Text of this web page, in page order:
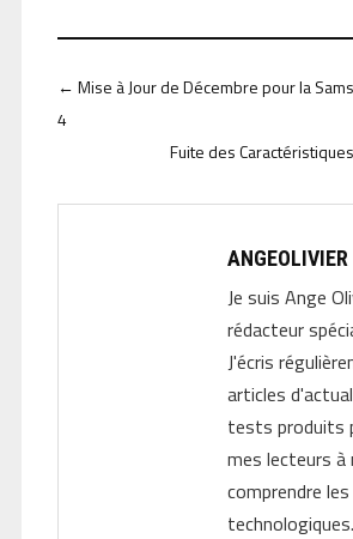
← Mise à Jour de Décembre pour la
4
Fuite des
ANGEOLIVIER
Je suis Ange
rédacteur
J'écris
articles
tests produits
mes lecteurs à
comprendre
technologiques.